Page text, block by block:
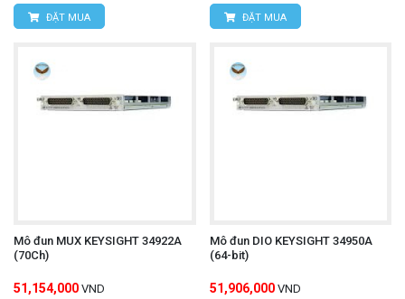
ĐẶT MUA ĐẶT MUA
Mô đun MUX KEYSIGHT 34922A
(70Ch)
51,154,000 VND
Mô đun DIO KEYSIGHT 34950A
(64-bit)
51,906,000 VND